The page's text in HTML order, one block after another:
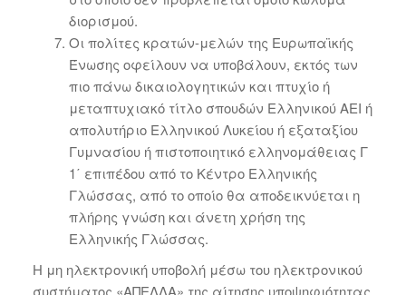
διορισμού.
Οι πολίτες κρατών-μελών της Ευρωπαϊκής
Ένωσης οφείλουν να υποβάλουν, εκτός των
πιο πάνω δικαιολογητικών και πτυχίο ή
μεταπτυχιακό τίτλο σπουδών Ελληνικού ΑΕΙ ή
απολυτήριο Ελληνικού Λυκείου ή εξαταξίου
Γυμνασίου ή πιστοποιητικό ελληνομάθειας Γ
1΄ επιπέδου από το Κέντρο Ελληνικής
Γλώσσας, από το οποίο θα αποδεικνύεται η
πλήρης γνώση και άνετη χρήση της
Ελληνικής Γλώσσας.
Η μη ηλεκτρονική υποβολή μέσω του ηλεκτρονικού
συστήματος «ΑΠΕΛΛΑ» της αίτησης υποψηφιότητας